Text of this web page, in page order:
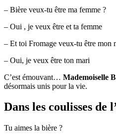
– Bière veux-tu être ma femme ?
– Oui , je veux être et ta femme
– Et toi Fromage veux-tu être mon
– Oui, je veux être ton mari
C’est émouvant… Mademoiselle
désormais unis pour la vie.
Dans les coulisses
Tu aimes la bière ?